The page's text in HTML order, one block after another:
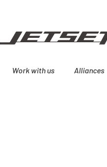
Work with us Alliances